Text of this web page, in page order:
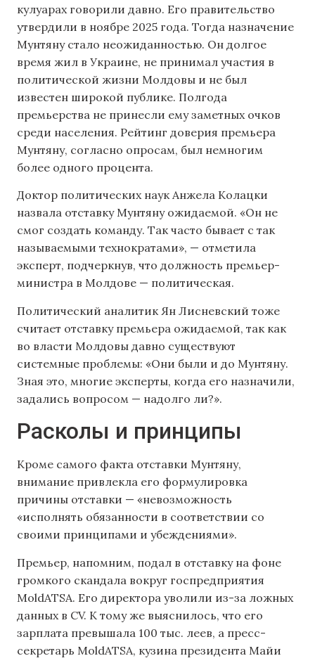
кулуарах говорили давно. Его правительство
утвердили в ноябре 2025 года. Тогда назначение
Мунтяну стало неожиданностью. Он долгое
время жил в Украине, не принимал участия в
политической жизни Молдовы и не был
известен широкой публике. Полгода
премьерства не принесли ему заметных очков
среди населения. Рейтинг доверия премьера
Мунтяну, согласно опросам, был немногим
более одного процента.
Доктор политических наук Анжела Колацки
назвала отставку Мунтяну ожидаемой. «Он не
смог создать команду. Так часто бывает с так
называемыми технократами», — отметила
эксперт, подчеркнув, что должность премьер-
министра в Молдове — политическая.
Политический аналитик Ян Лисневский тоже
считает отставку премьера ожидаемой, так как
во власти Молдовы давно существуют
системные проблемы: «Они были и до Мунтяну.
Зная это, многие эксперты, когда его назначили,
задались вопросом — надолго ли?».
Расколы и принципы
Кроме самого факта отставки Мунтяну,
внимание привлекла его формулировка
причины отставки — «невозможность
«исполнять обязанности в соответствии со
своими принципами и убеждениями».
Премьер, напомним, подал в отставку на фоне
громкого скандала вокруг госпредприятия
MoldATSA. Его директора уволили из-за ложных
данных в CV. К тому же выяснилось, что его
зарплата превышала 100 тыс. леев, а пресс-
секретарь MoldATSA, кузина президента Майи